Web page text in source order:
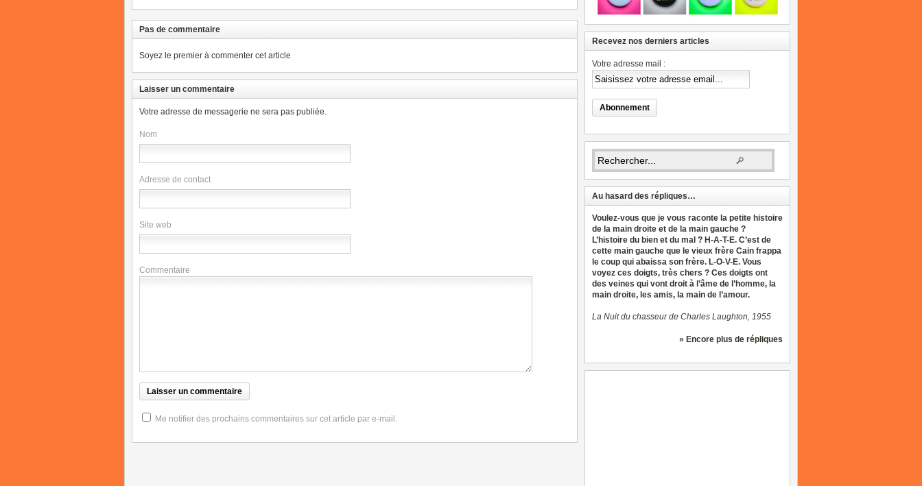
Pas de commentaire
Soyez le premier à commenter cet article
Laisser un commentaire
Votre adresse de messagerie ne sera pas publiée.
Nom
Adresse de contact
Site web
Commentaire
Me notifier des prochains commentaires sur cet article par e-mail.
Recevez nos derniers articles
Votre adresse mail :
Au hasard des répliques…
Voulez-vous que je vous raconte la petite histoire
de la main droite et de la main gauche ?
L’histoire du bien et du mal ? H-A-T-E. C’est de
cette main gauche que le vieux frère Cain frappa
le coup qui abaissa son frère. L-O-V-E. Vous
voyez ces doigts, très chers ? Ces doigts ont
des veines qui vont droit à l’âme de l’homme, la
main droite, les amis, la main de l’amour.
La Nuit du chasseur de Charles Laughton, 1955
» Encore plus de répliques